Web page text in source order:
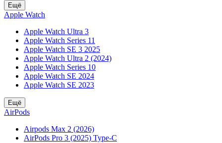
Ещё
Apple Watch
Apple Watch Ultra 3
Apple Watch Series 11
Apple Watch SE 3 2025
Apple Watch Ultra 2 (2024)
Apple Watch Series 10
Apple Watch SE 2024
Apple Watch SE 2023
Ещё
AirPods
Airpods Max 2 (2026)
AirPods Pro 3 (2025) Type-C